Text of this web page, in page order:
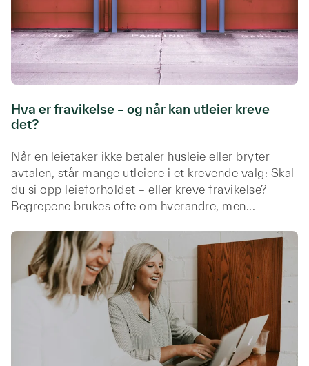
Hva er fravikelse – og når kan utleier kreve
det?
Når en leietaker ikke betaler husleie eller bryter
avtalen, står mange utleiere i et krevende valg: Skal
du si opp leieforholdet – eller kreve fravikelse?
Begrepene brukes ofte om hverandre, men...